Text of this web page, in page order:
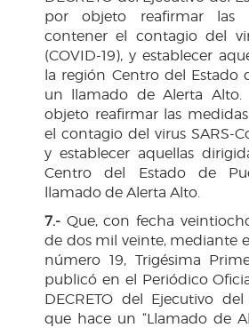
por objeto reafirmar las
contener el contagio del
(COVID-19), y establecer
la región Centro del Estado
un llamado de Alerta
objeto reafirmar las
el contagio del virus SARS-
y establecer aquellas
Centro del Estado de
llamado de Alerta Alto.
7.- Que, con fecha
de dos mil veinte, mediante
número 19, Trigésima
publicó en el Periódico
DECRETO del Ejecutivo
que hace un “Llamado de